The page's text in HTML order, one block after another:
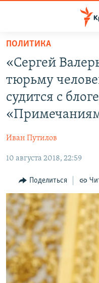
Вернуться
основному
содержанию
Вернутся
главной
Вернутся
СПЕЦПРОЕКТЫ
КАРТА ВОЕННЫХ
ВОДА
ИСТОРИЯ
ИНТЕРАКТИВ
ИНФОГРАФИКА
ТЕЛЕПРОЕКТ
СОВЕТЫ
ПРОПАВШИЕ БЕЗ ВЕСТИ
ПОБЕДИТЕЛЕЙ НЕ СУДЯТ?
КРЫМ.НЕПОКОРЕННЫЙ
ELIFBE
РАДІО СВОБОДА
КАК ОБОЙТИ
Qırımtatar
ПРИСОЕДИНЯЙТЕСЬ!
ПОЛИТИКА
«Сергей
тюрьму
судится с
Иван Путилов
10 августа 2018, 22:59
Поделиться